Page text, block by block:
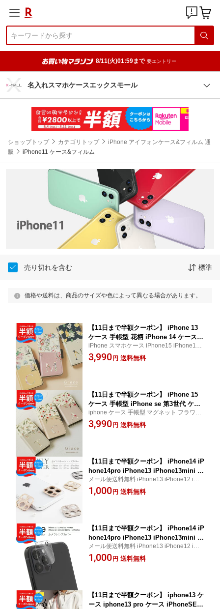
8/11(火)01:59まで 要エントリー
名入れスマホケースエックスモール
ショップトップ カテゴリトップ
iPhone アイフォンケース&フィルム 通
販
iPhone11 ケース&フィルム
売り切れを含む 標準
価格や送料は、商品のサイズや色によって異なる場合があります。
【11日まで半額クーポン】 iPhone 13
ケース 手帳型 花柄 iPhone 14 ケース
手帳 フラワー iPhone 15 iPhone SE 第
3世代 ケース かわいい スマホケース お
iPhone スマホケース iPhone15 iPhone14 i
Phone13 ケース カードホルダー 耐衝撃 ア
ルファベット 大人可愛い 文字入れ 推し活
3,990 円 送料無料
【11日まで半額クーポン】 iPhone 15
ケース 手帳型 iPhone se 第3世代 ケー
ス iPhone 14 ケース おしゃれ iPhone
13 ケース イニシャル 文字入れ 推し活
iphone ケース 手帳型 マグネット フラワー
バイカラー レディース 女性 iphone 15 pro
15 ProMax iPhone 14 Pro 14 ProMax iPho
3,990 円 送料無料
【11日まで半額クーポン】 iPhone14 iP
hone14pro iPhone13 iPhone13mini iP
hone12 カメラフィルム レンズ カバー i
Phone12Pro iPhone12ProMax iPhone
ョン
メール便送料無料 iPhone13 iPhone12 iPho
ne11 カメラフィルム ラインストーン レン
ズ保護 カメラ保護
1,000 円 送料無料
【11日まで半額クーポン】 iPhone14 iP
hone14pro iPhone13 iPhone13mini iP
hone13Pro iPhone13ProMax iPhone1
2 カメラフィルム レンズ カバー iPhone
バー sale
メール便送料無料 iPhone13 iPhone12 iPho
ne11 カメラフィルム レンズカバー 強化ガ
ラス フィルム カメラ保護 レンズ保護
1,000 円 送料無料
【11日まで半額クーポン】 iphone13 ケ
ース iphone13 pro ケース iPhoneSE